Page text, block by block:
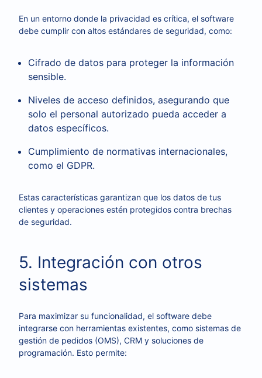
En un entorno donde la privacidad es crítica, el software
debe cumplir con altos estándares de seguridad, como:
Cifrado de datos para proteger la información
sensible.
Niveles de acceso definidos, asegurando que
solo el personal autorizado pueda acceder a
datos específicos.
Cumplimiento de normativas internacionales,
como el GDPR.
Estas características garantizan que los datos de tus
clientes y operaciones estén protegidos contra brechas
de seguridad.
5. Integración con otros
sistemas
Para maximizar su funcionalidad, el software debe
integrarse con herramientas existentes, como sistemas de
gestión de pedidos (OMS), CRM y soluciones de
programación. Esto permite: